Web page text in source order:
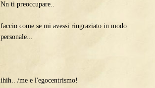
Nn ti preoccupare..
faccio come se mi avessi ringraziato in modo
personale...
ihih.. /me e l'egocentrismo!